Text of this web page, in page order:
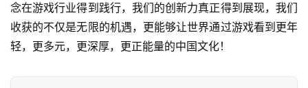
中
文
中
念在游戏行业得到践行，我们的创新力真正得到展现，我们
收获的不仅是无限的机遇，更能够让世界通过游戏看到更年
轻，更多元，更深厚，更正能量的中国文化！